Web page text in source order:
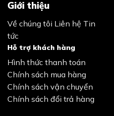
Giới thiệu
Về chúng tôi Liên hệ Tin
tức
Hỗ trợ khách hàng
Hình thức thanh toán
Chính sách mua hàng
Chính sách vận chuyển
Chính sách đổi trả hàng